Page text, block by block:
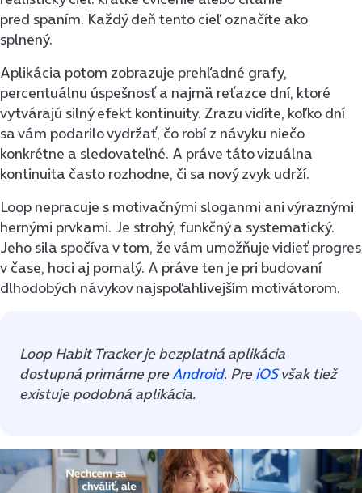
pred spaním. Každý deň tento cieľ označíte ako
splnený.
Aplikácia potom zobrazuje prehľadné grafy,
percentuálnu úspešnosť a najmä reťazce dní, ktoré
vytvárajú silný efekt kontinuity. Zrazu vidíte, koľko dní
sa vám podarilo vydržať, čo robí z návyku niečo
konkrétne a sledovateľné. A práve táto vizuálna
kontinuita často rozhodne, či sa nový zvyk udrží.
Loop nepracuje s motivačnými sloganmi ani výraznými
hernými prvkami. Je strohý, funkčný a systematický.
Jeho sila spočíva v tom, že vám umožňuje vidieť progres
v čase, hoci aj pomalý. A práve ten je pri budovaní
dlhodobých návykov najspoľahlivejším motivátorom.
Loop Habit Tracker je bezplatná aplikácia
dostupná primárne preAndroid. PreiOSvšak tiež
existuje podobná aplikácia.